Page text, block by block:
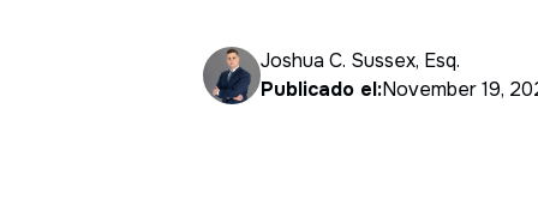
Joshua C. Sussex, Esq.
Publicado el:November 19,